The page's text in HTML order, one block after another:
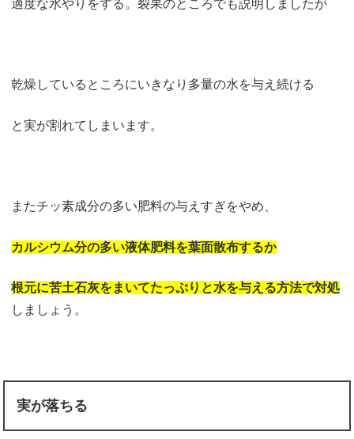
適度な水やりをする。裂果のところでも説明しましたが
乾燥しているところにいきなり多量の水を与え続ける
と実が割れてしまいます。
またチッ素成分の多い肥料の与えすぎをやめ、
カルシウム分の多い液体肥料を葉面散布するか
根元に苦土石灰をまいてたっぷりと水を与える方法で対処
しましょう。
実が落ちる